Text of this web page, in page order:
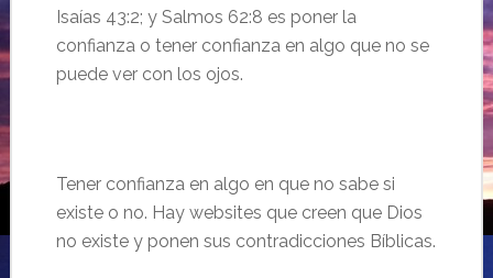
Isaías 43:2; y Salmos 62:8 es poner la
confianza o tener confianza en algo que no se
puede ver con los ojos.
Tener confianza en algo en que no sabe si
existe o no. Hay websites que creen que Dios
no existe y ponen sus contradicciones Bíblicas.